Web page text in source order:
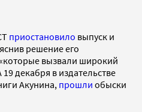
приостановило выпуск и
решение его
вызвали широкий
декабря в издательстве
Акунина, прошли обыски